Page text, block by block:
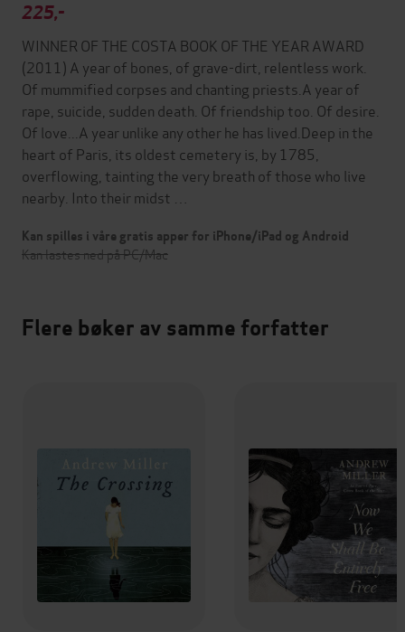
225,-
WINNER OF THE COSTA BOOK OF THE YEAR AWARD
(2011) A year of bones, of grave-dirt, relentless work.
Of mummified corpses and chanting priests.A year of
rape, suicide, sudden death. Of friendship too. Of desire.
Of love...A year unlike any other he has lived.Deep in the
heart of Paris, its oldest cemetery is, by 1785,
overflowing, tainting the very breath of those who live
nearby. Into their midst …
Kan spilles i våre gratis apper for iPhone/iPad og Android
Kan lastes ned på PC/Mac
Flere bøker av samme forfatter